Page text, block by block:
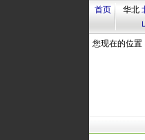
首页 华北
您现在的位置